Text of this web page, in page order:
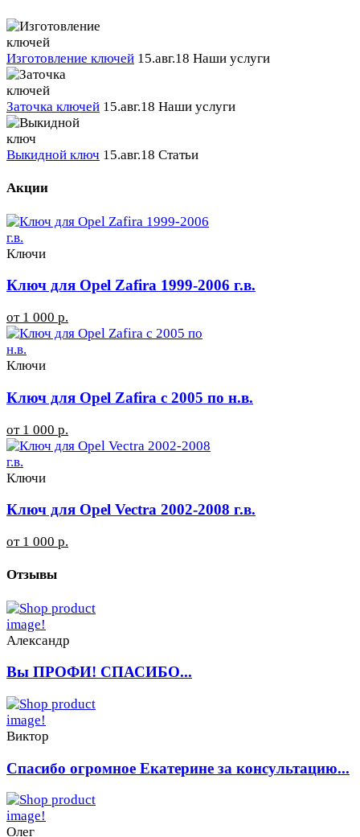
Изготовление ключей 15.авг.18 Наши услуги
Заточка ключей 15.авг.18 Наши услуги
Выкидной ключ 15.авг.18 Статьи
Акции
Ключи
Ключ для Opel Zafira 1999-2006 г.в.
от 1 000 р.
Ключи
Ключ для Opel Zafira с 2005 по н.в.
от 1 000 р.
Ключи
Ключ для Opel Vectra 2002-2008 г.в.
от 1 000 р.
Отзывы
Александр
Вы ПРОФИ! СПАСИБО...
Виктор
Спасибо огромное Екатерине за консультацию...
Олег